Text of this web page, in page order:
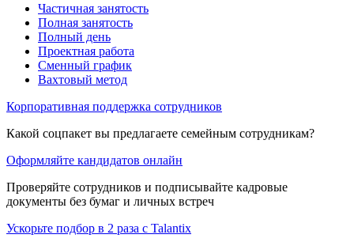
Частичная занятость
Полная занятость
Полный день
Проектная работа
Сменный график
Вахтовый метод
Корпоративная поддержка сотрудников
Какой соцпакет вы предлагаете семейным сотрудникам?
Оформляйте кандидатов онлайн
Проверяйте сотрудников и подписывайте кадровые
документы без бумаг и личных встреч
Ускорьте подбор в 2 раза с Talantix